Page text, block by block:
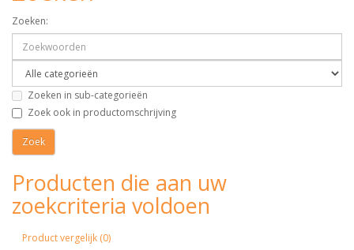
Zoeken:
Zoeken in sub-categorieën
Zoek ook in productomschrijving
Producten die aan uw
zoekcriteria voldoen
Product vergelijk (0)